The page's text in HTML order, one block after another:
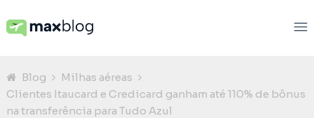
Blog
Milhas aéreas
Clientes Itaucard e Credicard ganham até 110% de bônus
na transferência para Tudo Azul